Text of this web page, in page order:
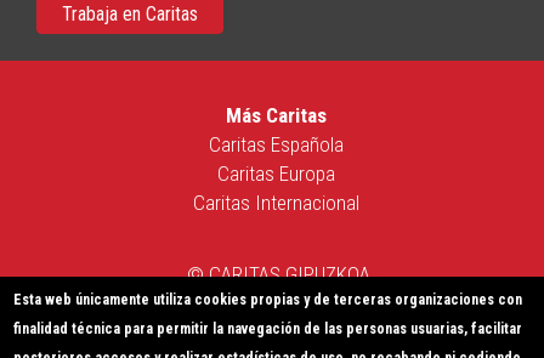
Trabaja en Caritas
Más Caritas
Caritas Española
Caritas Europa
Caritas Internacional
© CARITAS GIPUZKOA
Política de Privacidad Política de Cookies Aviso Legal
Sistema Interno de Información
Esta web únicamente utiliza cookies propias y de terceras organizaciones con
finalidad técnica para permitir la navegación de las personas usuarias, facilitar